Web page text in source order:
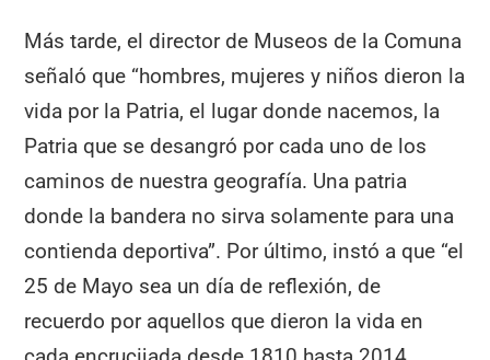
Más tarde, el director de Museos de la Comuna
señaló que “hombres, mujeres y niños dieron la
vida por la Patria, el lugar donde nacemos, la
Patria que se desangró por cada uno de los
caminos de nuestra geografía. Una patria
donde la bandera no sirva solamente para una
contienda deportiva”. Por último, instó a que “el
25 de Mayo sea un día de reflexión, de
recuerdo por aquellos que dieron la vida en